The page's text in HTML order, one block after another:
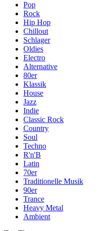
Pop
Rock
Hip Hop
Chillout
Schlager
Oldies
Electro
Alternative
80er
Klassik
House
Jazz
Indie
Classic Rock
Country
Soul
Techno
R'n'B
Latin
70er
Traditionelle Musik
90er
Trance
Heavy Metal
Ambient